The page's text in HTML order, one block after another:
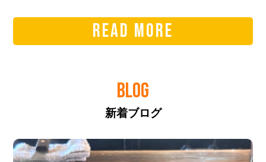
READ MORE
BLOG
新着ブログ